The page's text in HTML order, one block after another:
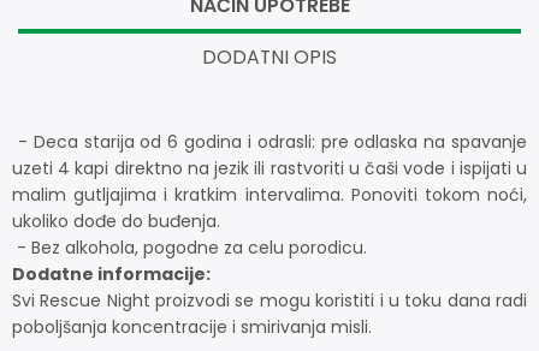
DODATNI OPIS
- Deca starija od 6 godina i odrasli: pre odlaska na spavanje
uzeti 4 kapi direktno na jezik ili rastvoriti u čaši vode i ispijati u
malim gutljajima i kratkim intervalima. Ponoviti tokom noći,
ukoliko dođe do buđenja.
- Bez alkohola, pogodne za celu porodicu.
Dodatne informacije:
Svi Rescue Night proizvodi se mogu koristiti i u toku dana radi
poboljšanja koncentracije i smirivanja misli.